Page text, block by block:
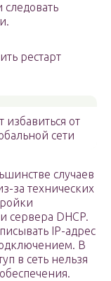
рестарт
от
сети
случаев
за технических
сервера DHCP.
IP-адрес
В
в сеть нельзя